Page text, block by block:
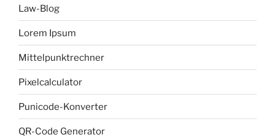
Law-Blog
Lorem Ipsum
Mittelpunktrechner
Pixelcalculator
Punicode-Konverter
QR-Code Generator